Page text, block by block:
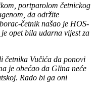
portparolom četnickog
da održite
četnik našao je HOS-
opet bila udarna vijest za
četnika Vučića da ponovi
je obećao da Glina neće
Rado bi ga oni